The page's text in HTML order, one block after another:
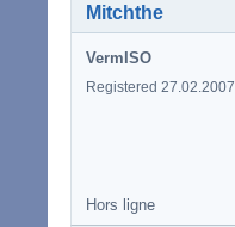
Mitchthe
VermISO
Registered 27.02.2007
Hors ligne